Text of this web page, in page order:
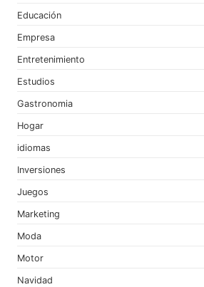
Educación
Empresa
Entretenimiento
Estudios
Gastronomia
Hogar
idiomas
Inversiones
Juegos
Marketing
Moda
Motor
Navidad